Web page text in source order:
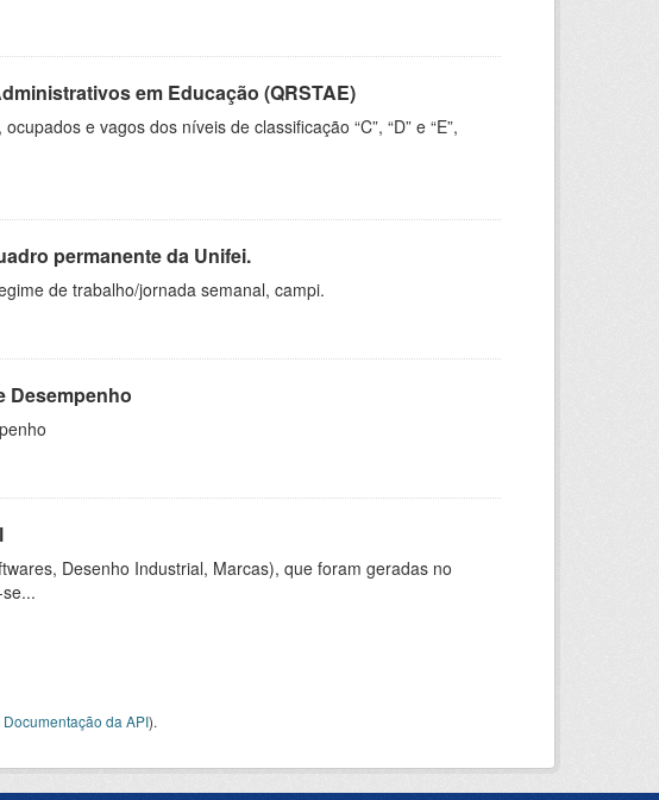
em Educação (QRSTAE)
e vagos dos níveis de classificação “C”, “D” e “E”,
permanente da Unifei.
de trabalho/jornada semanal, campi.
Desempenho
Desenho Industrial, Marcas), que foram geradas no
Documentação da API).